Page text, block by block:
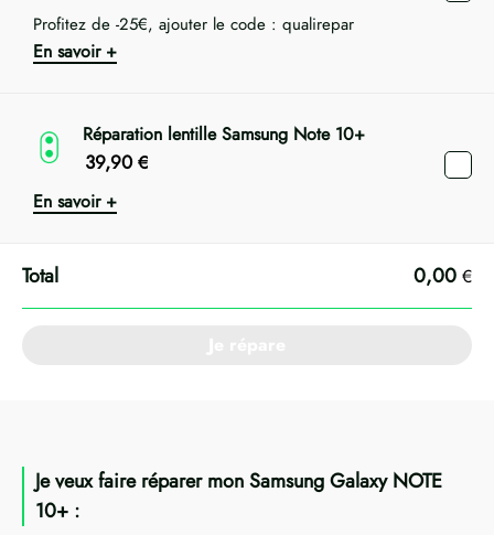
Profitez de -25€, ajouter le code : qualirepar
En savoir +
Réparation lentille Samsung Note 10+
39,90 €
En savoir +
0,00 €
Je veux faire réparer mon Samsung Galaxy NOTE
10+ :